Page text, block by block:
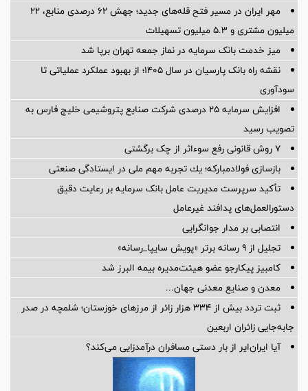
مهر ایران در مسیر فتح قله‌های جدید؛ جهش ۶۲ درصدی منابع، ۲۲
میلیون مشتری و ۵.۳ میلیون تسهیلات
میز خدمت بانک سرمایه در نماز جمعه تهران برپا شد
نقشه راه بانک پارسیان در سال ۱۴۰۵؛ از بهبود عملکرد عملیاتی تا
سودآوری
افزایش سرمایه ۲۵ درصدی شرکت صنایع پتروشیمی خلیج فارس به
تصویب رسید
۷ روش قانونی رفع سوء‌اثر از چک برگشتی
بازسازی فولادمباركه؛ یك تجربه مهم ملی در ایستادگی صنعتی
تأکید سرپرست مدیریت عامل بانک سرمایه بر رعایت دقیق
دستورالعمل‌های پدافند غیرعامل
انتصابی بر مدار جوانگرایی
تجلیل از ۹ رسانه برتر «پویش سایپا_رسانه»
کامبیز پیکارجو عضو هیئت‌مدیره بيمه البرز شد
معدن و صنایع معدنی جهان...
ثبت تردد بیش از ۳۳۴ هزار زائر از مرزهای خوزستان؛ شلمچه در صدر
جابه‌جایی زائران اربعین
آیا ایران‌ایر از بار دستی مسافران درآمدزایی می‌کند؟